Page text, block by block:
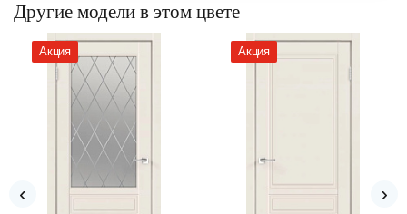
Другие модели в этом цвете
Акция Акция
‹ ›